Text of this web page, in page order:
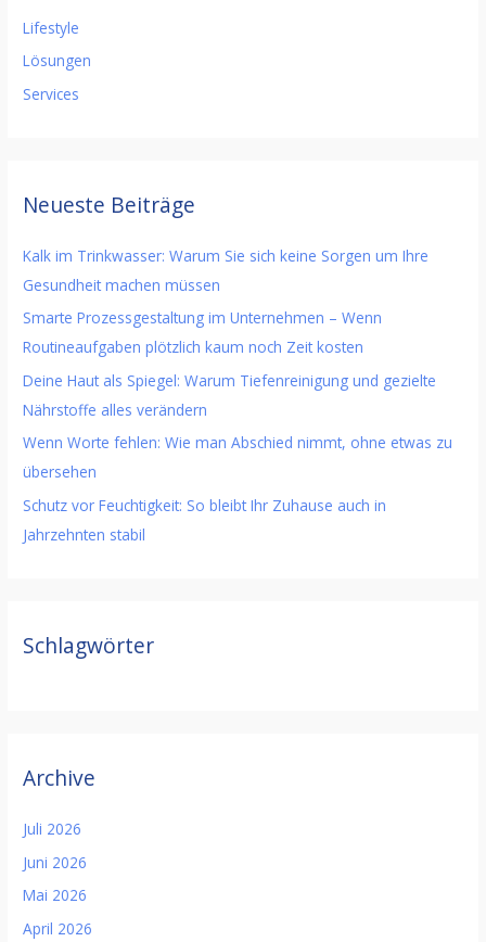
Lifestyle
Lösungen
Services
Neueste Beiträge
Kalk im Trinkwasser: Warum Sie sich keine Sorgen um Ihre
Gesundheit machen müssen
Smarte Prozessgestaltung im Unternehmen – Wenn
Routineaufgaben plötzlich kaum noch Zeit kosten
Deine Haut als Spiegel: Warum Tiefenreinigung und gezielte
Nährstoffe alles verändern
Wenn Worte fehlen: Wie man Abschied nimmt, ohne etwas zu
übersehen
Schutz vor Feuchtigkeit: So bleibt Ihr Zuhause auch in
Jahrzehnten stabil
Schlagwörter
Archive
Juli 2026
Juni 2026
Mai 2026
April 2026